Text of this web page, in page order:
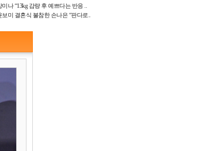
미나 “13kg 감량 후 예쁘다는 반응 ..
보미 결혼식 불참한 손나은 “판다로..